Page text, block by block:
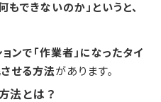
できないのか」というと、
ンで「作業者」になったタイ
せる方法があります。
法とは？